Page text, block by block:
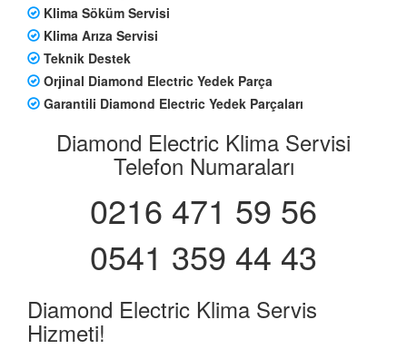
Klima Söküm Servisi
Klima Arıza Servisi
Teknik Destek
Orjinal Diamond Electric Yedek Parça
Garantili Diamond Electric Yedek Parçaları
Diamond Electric Klima Servisi
Telefon Numaraları
0216 471 59 56
0541 359 44 43
Diamond Electric Klima Servis
Hizmeti!